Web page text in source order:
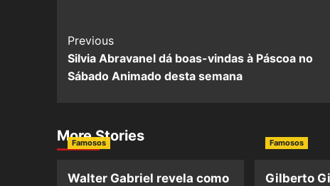
Previous
Silvia Abravanel dá boas-vindas à Páscoa no
Sábado Animado desta semana
More Stories
Famosos
Walter Gabriel revela como
Famosos
Gilberto